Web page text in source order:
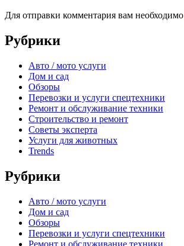
Для отправки комментария вам необходимо
Рубрики
Авто / мото услуги
Дом и сад
Обзоры
Перевозки и услуги спецтехники
Ремонт и обслуживание техники
Строительство и ремонт
Советы эксперта
Услуги для животных
Trends
Рубрики
Авто / мото услуги
Дом и сад
Обзоры
Перевозки и услуги спецтехники
Ремонт и обслуживание техники